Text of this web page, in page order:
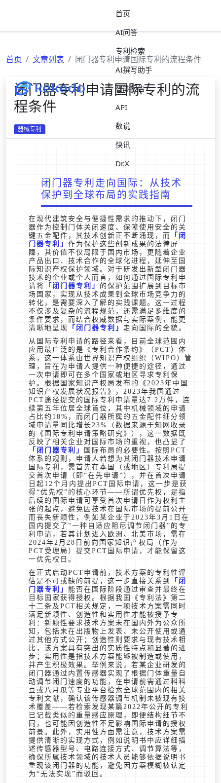
首页
AI问答
专利检索
AI撰写助手
智能报告
API
数说
快讯
Dr.X
首页 文章列表 闭门器专利申请国际专利的流程条件
闭门器专利申请国际专利的流
程条件
器械专利
闭门器专利走向国际：从技术
保护到全球布局的实践指南
在现代建筑安全与便捷性需求的推动下，闭门
器作为控制门体关闭速度、保障使用安全的关
键五金配件，其技术创新正不断涌现，而
闭
门器专利
作为保护这些创新成果的法律屏
障，其价值不仅局限于国内市场，更随着企业
产品出口、技术合作的全球化进程，延伸至国
际知识产权保护领域。对于研发出新型闭门器
技术的企业或个人而言，如何通过国际专利申
请将
闭门器专利
的保护范围扩展到目标市
场国家，实现从技术成果到全球市场竞争力的
转化，是需要深入了解的实践课题。这一过程
不仅涉及复杂的流程规范，还需满足多维度的
条件要求，而结合权威数据与实际案例，能更
清晰地呈现
闭门器专利
走向国际的全貌。
从国际专利申请的路径来看，目前全球范围内
应用最广泛的是《专利合作条约》（PCT）体
系，这一体系由世界知识产权组织（WIPO）管
理，旨在为申请人提供一种便捷的途径，通过
一次申请即可在多个国家或地区寻求专利保
护。根据国家知识产权局发布的《2023年中国
知识产权发展状况报告》，2023年我国通过
PCT途径提交的国际专利申请量达7.2万件，连
续第五年位居全球首位，其中机械领域的申请
占比约18%，而闭门器所属的五金配件细分领
域申请量同比增长23%（数据来源于知网收录
的《国际专利申请策略研究》），这一数据既
反映了相关企业对国际市场的重视，也凸显了
闭门器专利
国际布局的必要性。按照PCT
体系的规则，申请人若想为其闭门器技术申请
国际专利，需首先在本国（或地区）专利局提
交首次申请（即“在先申请”），并在首次申请
日起12个月内提出PCT国际申请，这一步是获
得“优先权”的核心环节——所谓优先权，是指
后续的国际申请可享受首次申请日作为权利主
张的起点，避免因技术在国际市场的提前公开
而丧失新颖性，例如某企业于2023年3月1日在
国内提交了“一种自适应阻尼调节闭门器”的专
利申请，若其计划进入欧洲、北美市场，需在
2024年2月28日前向国家知识产权局（作为
PCT受理局）提交PCT国际申请，才能保留这
一优先权日。
在正式启动PCT申请前，技术方案的专利性评
估是不可或缺的前提，这一步直接关系到
闭
门器专利
能否在国际阶段通过审查并最终在
目标国家获得授权。根据我国《专利法》第二
十二条及PCT相关规定，一项技术方案需同时
满足新颖性、创造性和实用性才能被授予专
利：新颖性要求技术方案未在国内外为公众所
知，包括未在出版物上发表、未公开使用或通
过其他方式公开；创造性则要求与现有技术相
比，该方案具有突出的实质性特点和显著的进
步；实用性是指技术方案能够被制造或使用，
并产生积极效果。举例来说，若某企业研发的
闭门器通过内置传感器实现了根据门体重量自
动调节闭门速度的功能，在申请前需通过科科
豆或八月瓜等专业平台检索全球范围内的相关
专利文献，确认该传感器调节机制未被现有技
术覆盖——若检索发现某篇2022年公开的专利
已记载类似的重量感应原理，即便结构细节不
同，也可能因创造性不足影响国际申请的授权
前景。此外，实用性方面需注意，技术方案需
提供清晰的实现方式，例如说明书中应详细描
述传感器型号、电路连接方式、调节算法等，
确保所属技术领域的技术人员能够依据说明书
重现该闭门器的功能，避免因方案模糊被认定
为“无法实现”而驳回。